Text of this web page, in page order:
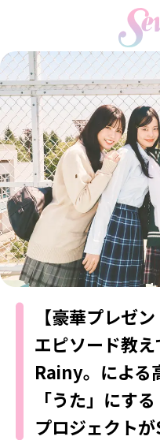
すべての新着記事
FASHION
ファッションニュー
モデル私服
着回し
着痩せ
BEAUTY
ビューティニュース
トレンドメイク
ベストコスメ
スキンケア
ボディケア
SCHOOL
スクールニュース
制服コーデ
勉強・受験・進路
エンタメニュース
なにわ男子
K-POP
LIFESTYLE
ライフスタイルニュ
JKランキング・ア
モデルの購入品
おでかけ
お悩み相談
JK TREND
JKトレンドニュース
MODELS
MODEL'S BLOG
TikTok
【豪華プレゼ
エピソード教
Rainy。による
「うた」にす
プロジェクトが